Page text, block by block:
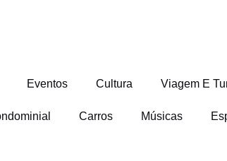
Eventos Cultura Viagem E
Carros Músicas